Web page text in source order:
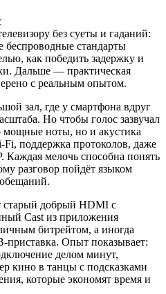
без суеты и гаданий:
беспроводные стандарты
как победить задержку и
Дальше — практическая
с реальным опытом.
зал, где у смартфона вдруг
Но чтобы голос зазвучал
мощные ноты, но и акустика
поддержка протоколов, даже
Каждая мелочь способна понять
разговор пойдёт языком
старый добрый HDMI с
Cast из приложения
битрейтом, а иногда
приставка. Опыт показывает:
делом минут,
кино в танцы с подсказками
которые экономят время и